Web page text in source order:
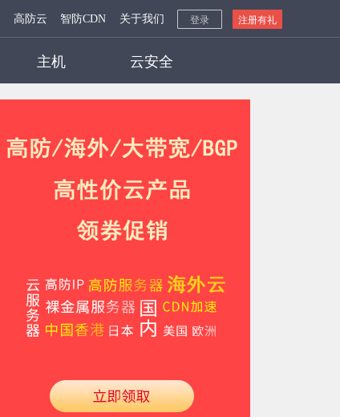
高防云 智防CDN 关于我们 登录 注册有礼
主机 云安全